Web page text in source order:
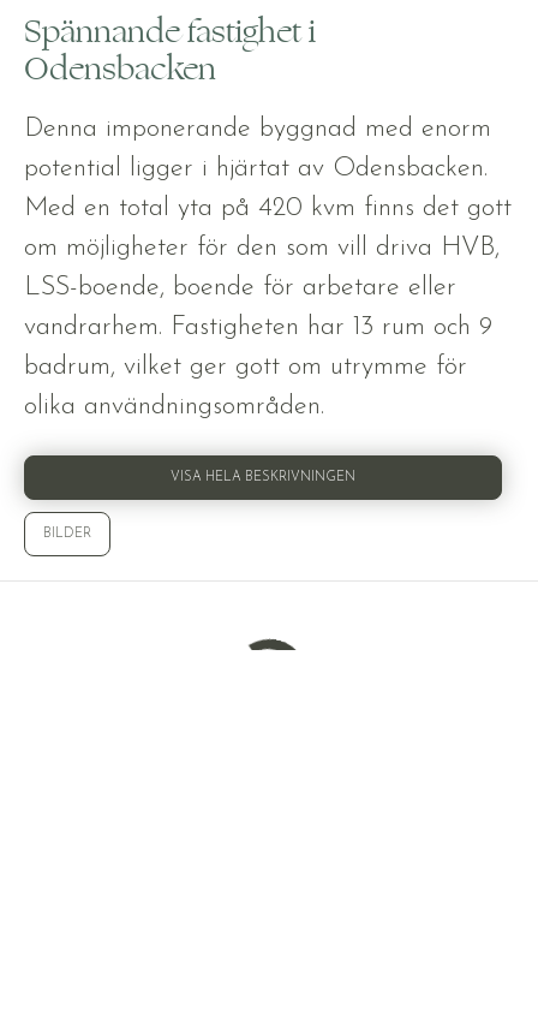
Spännande fastighet i
Odensbacken
Denna imponerande byggnad med enorm
potential ligger i hjärtat av Odensbacken.
Med en total yta på 420 kvm finns det gott
om möjligheter för den som vill driva HVB,
LSS-boende, boende för arbetare eller
vandrarhem. Fastigheten har 13 rum och 9
badrum, vilket ger gott om utrymme för
olika användningsområden.
VISA HELA BESKRIVNINGEN
BILDER